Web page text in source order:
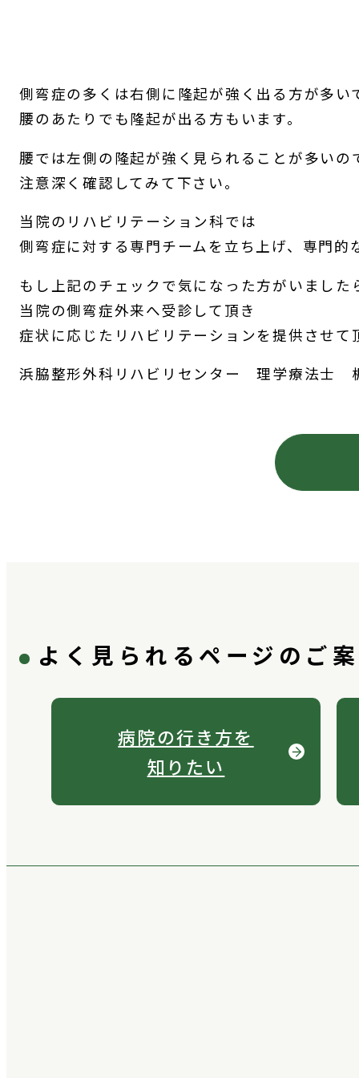
側弯症の多くは右側に隆起が強く出る方が多い
腰のあたりでも隆起が出る方もいます。
腰では左側の隆起が強く見られることが多いの
注意深く確認してみて下さい。
当院のリハビリテーション科では
側弯症に対する専門チームを立ち上げ、専門的
もし上記のチェックで気になった方がいました
当院の側弯症外来へ受診して頂き
症状に応じたリハビリテーションを提供させて
浜脇整形外科リハビリセンター 理学療法士
よく見られるページのご
病院の行き方を
知りたい